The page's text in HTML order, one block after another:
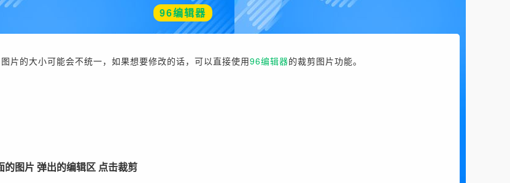
96编辑器
片的大小可能会不统一，如果想要修改的话，可以直接使用96编辑器的裁剪图片功能。
的图片 弹出的编辑区 点击裁剪